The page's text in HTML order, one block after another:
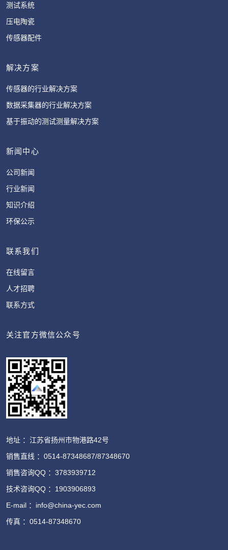
测试系统
压电陶瓷
传感器配件
解决方案
传感器的行业解决方案
数据采集器的行业解决方案
基于振动的测试测量解决方案
新闻中心
公司新闻
行业新闻
知识介绍
环保公示
联系我们
在线留言
人才招聘
联系方式
关注官方微信公众号
地址 ：江苏省扬州市物港路42号
销售直线 ：0514-87348687/87348670
销售咨询QQ ：3783939712
技术咨询QQ ：1903906893
E-mail ：info@china-yec.com
传真 ：0514-87348670